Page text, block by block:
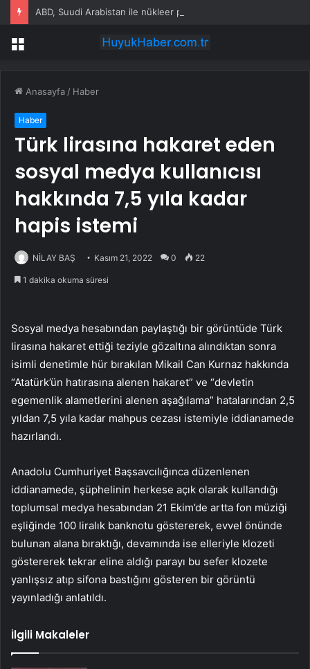
Menü
Anasayfa / Haber
Haber
Türk lirasına hakaret eden
sosyal medya kullanıcısı
hakkında 7,5 yıla kadar
hapis istemi
NİLAY BAŞ Kasım 21, 2022 0 22
1 dakika okuma süresi
Sosyal medya hesabından paylaştığı bir görüntüde Türk
lirasına hakaret ettiği teziyle gözaltına alındıktan sonra
isimli denetimle hür bırakılan Mikail Can Kurnaz hakkında
“Atatürk’ün hatırasına alenen hakaret” ve “devletin
egemenlik alametlerini alenen aşağılama” hatalarından 2,5
yıldan 7,5 yıla kadar mahpus cezası istemiyle iddianamede
hazırlandı.
Anadolu Cumhuriyet Başsavcılığınca düzenlenen
iddianamede, şüphelinin herkese açık olarak kullandığı
toplumsal medya hesabından 21 Ekim’de artta fon müziği
eşliğinde 100 liralık banknotu göstererek, evvel önünde
bulunan alana bıraktığı, devamında ise elleriyle klozeti
göstererek tekrar eline aldığı parayı bu sefer klozete
yanlışsız atıp sifona bastığını gösteren bir görüntü
yayınladığı anlatıldı.
İlgili Makaleler